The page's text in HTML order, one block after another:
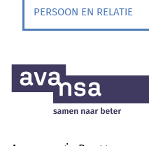
PERSOON EN RELATIE